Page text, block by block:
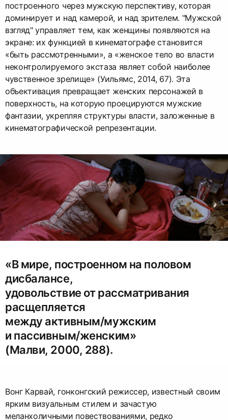
построенного через мужскую перспективу, которая
доминирует и над камерой, и над зрителем. "Мужской
взгляд" управляет тем, как женщины появляются на
экране: их функцией в кинематографе становится
«быть рассмотренными», а «женское тело во власти
неконтролируемого экстаза являет собой наиболее
чувственное зрелище» (Уильямс, 2014, 67). Эта
объективация превращает женских персонажей в
поверхность, на которую проецируются мужские
фантазии, укрепляя структуры власти, заложенные в
кинематографической репрезентации.
«В мире, построенном на половом
дисбалансе,
удовольствие от рассматривания
расщепляется
между активным/мужским
и пассивным/женским»
(Малви, 2000, 288).
Вонг Карвай, гонконгский режиссер, известный своим
ярким визуальным стилем и зачастую
меланхоличными повествованиями, редко